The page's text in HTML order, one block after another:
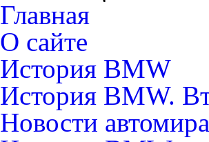
Главная
О сайте
История BMW
История BMW.
Новости автомира